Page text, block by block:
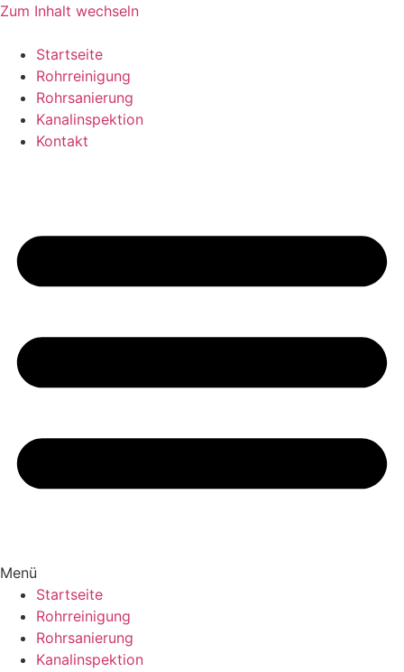
Zum Inhalt wechseln
Startseite
Rohrreinigung
Rohrsanierung
Kanalinspektion
Kontakt
Menü
Startseite
Rohrreinigung
Rohrsanierung
Kanalinspektion